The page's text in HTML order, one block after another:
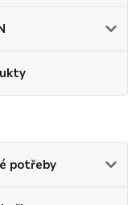
potřeby